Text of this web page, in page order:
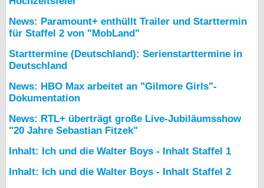
News: Paramount+ enthüllt Trailer und Starttermin
für Staffel 2 von "MobLand"
Starttermine (Deutschland): Serienstarttermine in
Deutschland
News: HBO Max arbeitet an "Gilmore Girls"-
Dokumentation
News: RTL+ überträgt große Live-Jubiläumsshow
"20 Jahre Sebastian Fitzek"
Inhalt: Ich und die Walter Boys - Inhalt Staffel 1
Inhalt: Ich und die Walter Boys - Inhalt Staffel 2